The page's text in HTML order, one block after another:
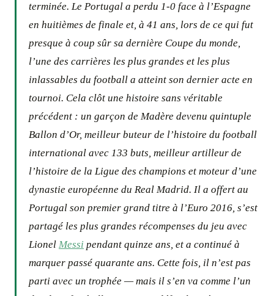
terminée. Le Portugal a perdu 1-0 face à l’Espagne
en huitièmes de finale et, à 41 ans, lors de ce qui fut
presque à coup sûr sa dernière Coupe du monde,
l’une des carrières les plus grandes et les plus
inlassables du football a atteint son dernier acte en
tournoi. Cela clôt une histoire sans véritable
précédent : un garçon de Madère devenu quintuple
Ballon d’Or, meilleur buteur de l’histoire du football
international avec 133 buts, meilleur artilleur de
l’histoire de la Ligue des champions et moteur d’une
dynastie européenne du Real Madrid. Il a offert au
Portugal son premier grand titre à l’Euro 2016, s’est
partagé les plus grandes récompenses du jeu avec
Lionel Messi pendant quinze ans, et a continué à
marquer passé quarante ans. Cette fois, il n’est pas
parti avec un trophée — mais il s’en va comme l’un